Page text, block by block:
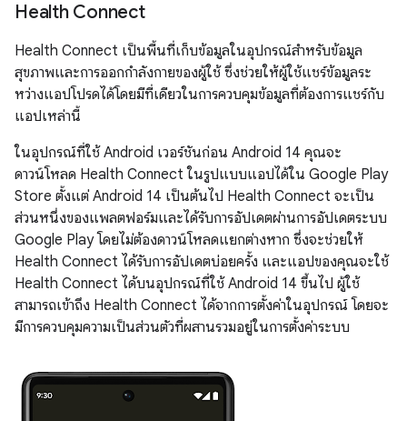
Health Connect
Health Connect เป็นพื้นที่เก็บข้อมูลในอุปกรณ์สำหรับข้อมูล
สุขภาพและการออกกำลังกายของผู้ใช้ ซึ่งช่วยให้ผู้ใช้แชร์ข้อมูลระ
หว่างแอปโปรดได้โดยมีที่เดียวในการควบคุมข้อมูลที่ต้องการแชร์กับ
แอปเหล่านี้
ในอุปกรณ์ที่ใช้ Android เวอร์ชันก่อน Android 14 คุณจะ
ดาวน์โหลด Health Connect ในรูปแบบแอปได้ใน Google Play
Store ตั้งแต่ Android 14 เป็นต้นไป Health Connect จะเป็น
ส่วนหนึ่งของแพลตฟอร์มและได้รับการอัปเดตผ่านการอัปเดตระบบ
Google Play โดยไม่ต้องดาวน์โหลดแยกต่างหาก ซึ่งจะช่วยให้
Health Connect ได้รับการอัปเดตบ่อยครั้ง และแอปของคุณจะใช้
Health Connect ได้บนอุปกรณ์ที่ใช้ Android 14 ขึ้นไป ผู้ใช้
สามารถเข้าถึง Health Connect ได้จากการตั้งค่าในอุปกรณ์ โดยจะ
มีการควบคุมความเป็นส่วนตัวที่ผสานรวมอยู่ในการตั้งค่าระบบ